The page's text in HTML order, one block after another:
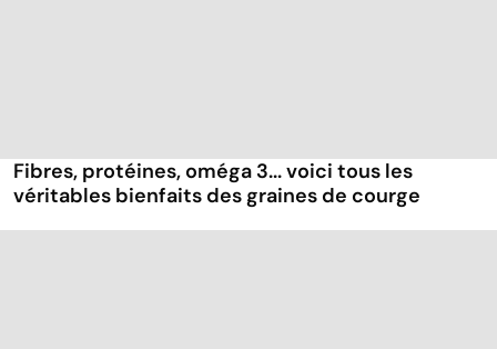
Fibres, protéines, oméga 3... voici tous les
véritables bienfaits des graines de courge